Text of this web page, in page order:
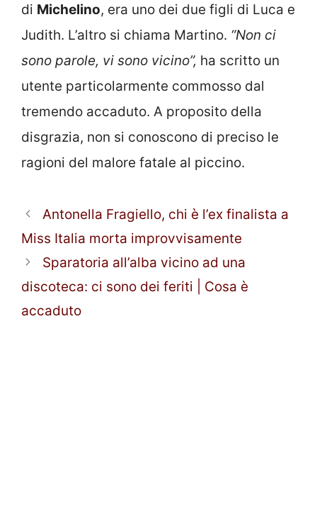
di Michelino, era uno dei due figli di Luca e
Judith. L’altro si chiama Martino. “Non ci
sono parole, vi sono vicino”, ha scritto un
utente particolarmente commosso dal
tremendo accaduto. A proposito della
disgrazia, non si conoscono di preciso le
ragioni del malore fatale al piccino.
Antonella Fragiello, chi è l’ex finalista a
Miss Italia morta improvvisamente
Sparatoria all’alba vicino ad una
discoteca: ci sono dei feriti | Cosa è
accaduto